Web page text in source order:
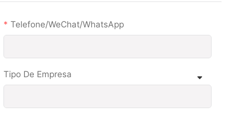
Telefone/WeChat/WhatsApp
Tipo De Empresa